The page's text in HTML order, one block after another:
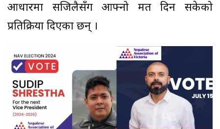
आधारमा सजिलैसँग आफ्नो मत दिन सकेको
प्रतिक्रिया दिएका छन् ।